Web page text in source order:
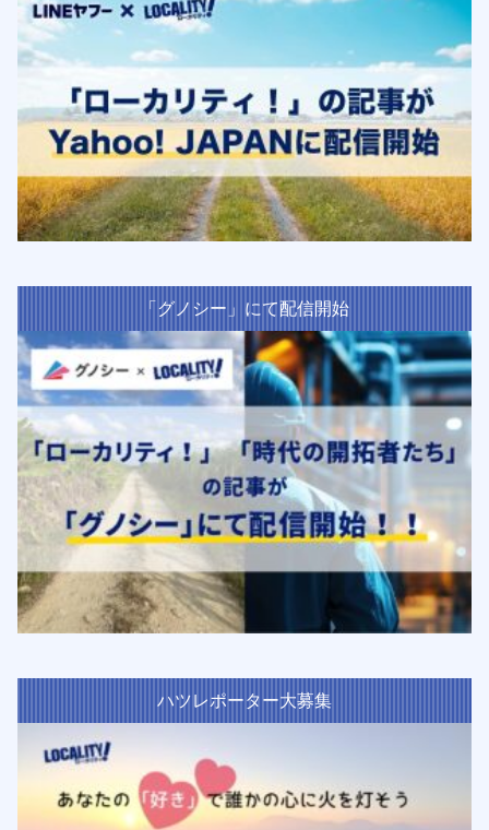
「グノシー」にて配信開始
ハツレポーター大募集